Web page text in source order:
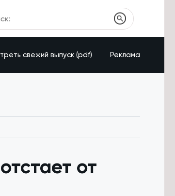
свежий выпуск (pdf) Реклама
от